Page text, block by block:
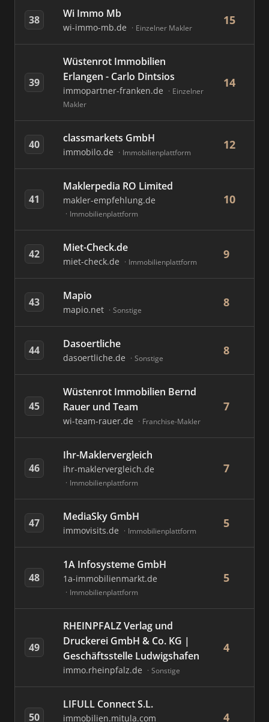
38 Wi Immo Mb
wi-immo-mb.de Einzelner Makler
15
39
Wüstenrot Immobilien
Erlangen - Carlo Dintsios
immopartner-franken.de
Einzelner
Makler
14
40 classmarkets GmbH
immobilo.de Immobilienplattform
12
41
Maklerpedia RO Limited
makler-empfehlung.de
Immobilienplattform
10
42 Miet-Check.de
miet-check.de Immobilienplattform
9
43 Mapio
mapio.net Sonstige
8
44 Dasoertliche
dasoertliche.de Sonstige
8
45
Wüstenrot Immobilien Bernd
Rauer und Team
wi-team-rauer.de Franchise-Makler
7
46
Ihr-Maklervergleich
ihr-maklervergleich.de
Immobilienplattform
7
47 MediaSky GmbH
immovisits.de Immobilienplattform
5
48
1A Infosysteme GmbH
1a-immobilienmarkt.de
Immobilienplattform
5
49
RHEINPFALZ Verlag und
Druckerei GmbH & Co. KG |
Geschäftsstelle Ludwigshafen
immo.rheinpfalz.de Sonstige
4
50
LIFULL Connect S.L.
immobilien.mitula.com 4